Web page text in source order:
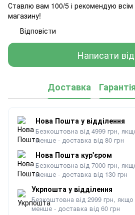
Ставлю вам 100/5 і рекомендую
магазину!
Відповісти
Написати
Доставка Гарантія
Нова Пошта у відділення
Безкоштовна від 4999 грн,
менше - доставка від 80 грн
Нова Пошта кур'єром
Безкоштовна від 7000 грн,
менше - доставка від 130 грн
Укрпошта у відділення
Безкоштовна від 2999 грн, якщо
менше - доставка від 60 грн